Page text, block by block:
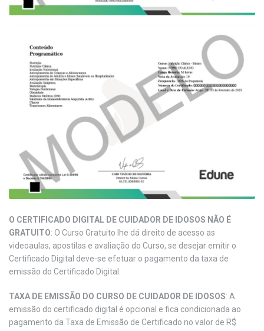
O CERTIFICADO DIGITAL DE CUIDADOR DE IDOSOS NÃO É
GRATUITO: O Curso Gratuito lhe dá direito de acesso as
videoaulas, apostilas e avaliação do Curso, se desejar emitir o
Certificado Digital deve-se efetuar o pagamento da taxa de
emissão do Certificado Digital.
TAXA DE EMISSÃO DO CURSO DE CUIDADOR DE IDOSOS: A
emissão do certificado digital é opcional e fica condicionada ao
pagamento da Taxa de Emissão de Certificado no valor de R$